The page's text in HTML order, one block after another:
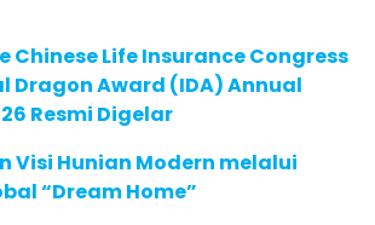
Chinese Life Insurance Congress
Dragon Award (IDA) Annual
Resmi Digelar
Visi Hunian Modern melalui
“Dream Home”